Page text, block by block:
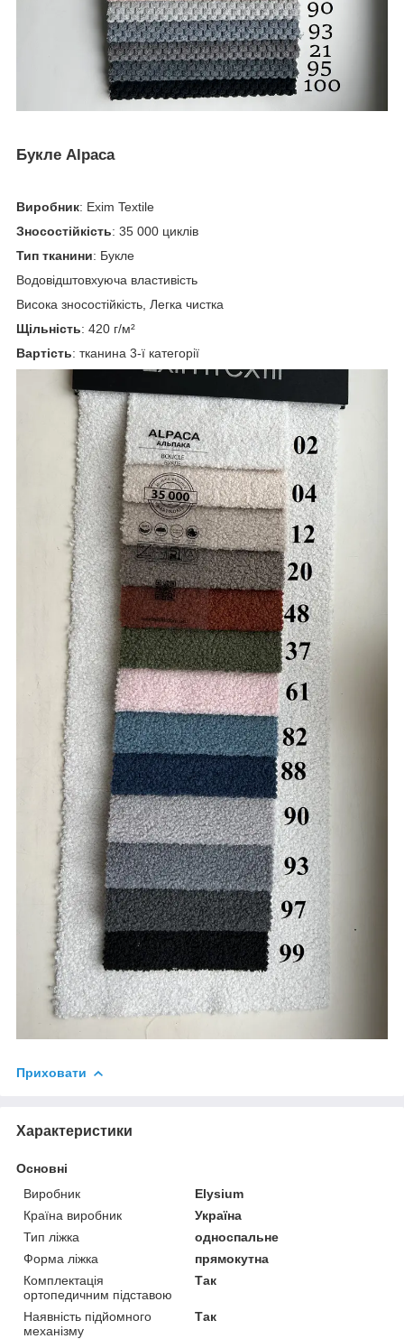
Букле Alpaca
Виробник: Exim Textile
Зносостійкість: 35 000 циклів
Тип тканини: Букле
Водовідштовхуюча властивість
Висока зносостійкість, Легка чистка
Щільність: 420 г/м²
Вартість: тканина 3-ї категорії
Приховати
Характеристики
Основні
Виробник
Elysium
Країна виробник
Україна
Тип ліжка
односпальне
Форма ліжка
прямокутна
Комплектація
ортопедичним підставою
Так
Наявність підйомного
механізму
Так